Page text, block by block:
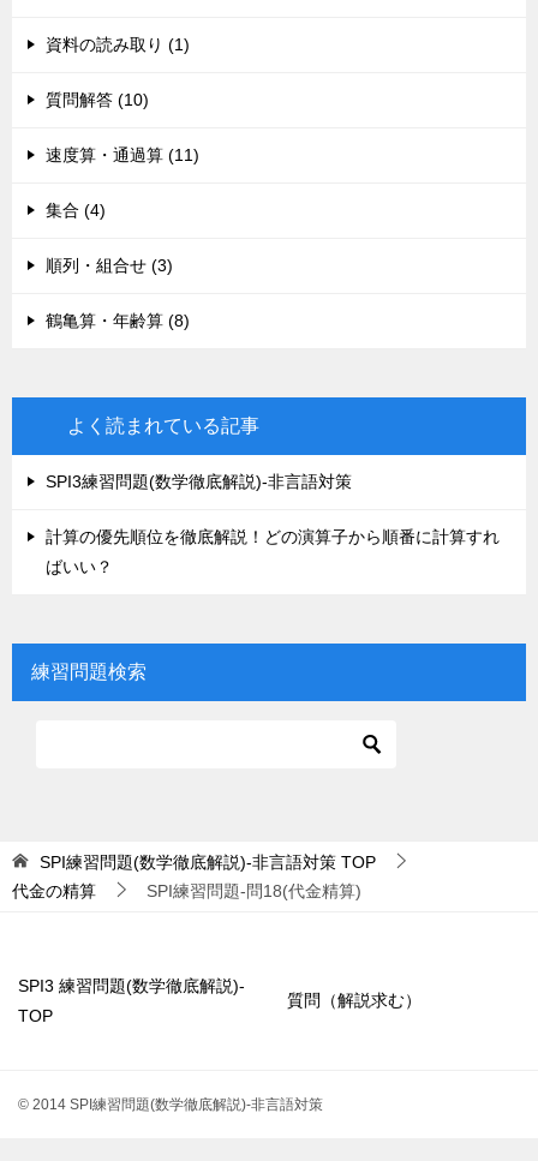
資料の読み取り (1)
質問解答 (10)
速度算・通過算 (11)
集合 (4)
順列・組合せ (3)
鶴亀算・年齢算 (8)
よく読まれている記事
SPI3練習問題(数学徹底解説)-非言語対策
計算の優先順位を徹底解説！どの演算子から順番に計算すれ
ばいい？
練習問題検索
SPI練習問題(数学徹底解説)-非言語対策 TOP
代金の精算
SPI練習問題-問18(代金精算)
SPI3 練習問題(数学徹底解説)-
TOP
質問（解説求む）
© 2014 SPI練習問題(数学徹底解説)-非言語対策